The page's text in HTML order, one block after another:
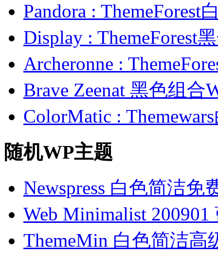
Pandora : ThemeForest
Display : ThemeForest
Archeronne :
Brave Zeenat 黑色组合
ColorMatic :
随机WP主题
Newspress 白色简洁免
Web Minimalist
ThemeMin 白色简洁高